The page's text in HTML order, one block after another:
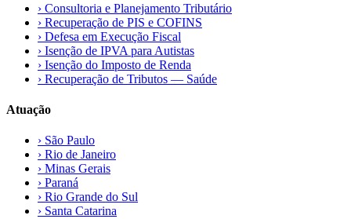
› Consultoria e Planejamento Tributário
› Recuperação de PIS e COFINS
› Defesa em Execução Fiscal
› Isenção de IPVA para Autistas
› Isenção do Imposto de Renda
› Recuperação de Tributos — Saúde
Atuação
› São Paulo
› Rio de Janeiro
› Minas Gerais
› Paraná
› Rio Grande do Sul
› Santa Catarina